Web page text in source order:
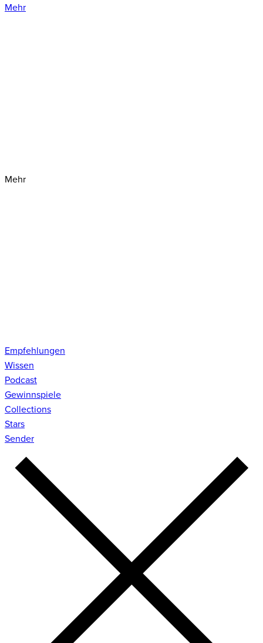
Mehr
Mehr
Empfehlungen
Wissen
Podcast
Gewinnspiele
Collections
Stars
Sender